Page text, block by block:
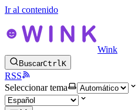
Ir al contenido
Wink
BuscarCtrlK
RSS
Seleccionar tema